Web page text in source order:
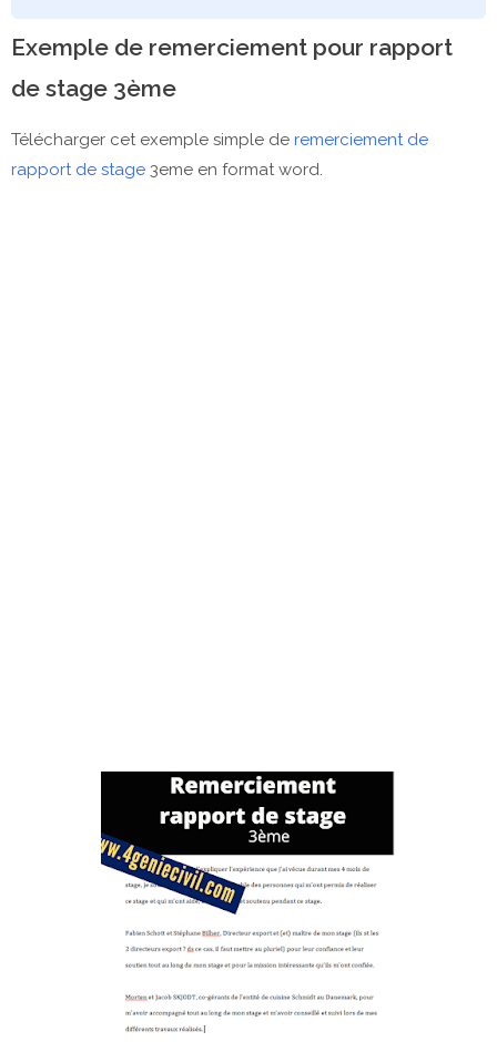
Exemple de remerciement pour rapport
de stage 3ème
Télécharger cet exemple simple de remerciement de
rapport de stage 3eme en format word.